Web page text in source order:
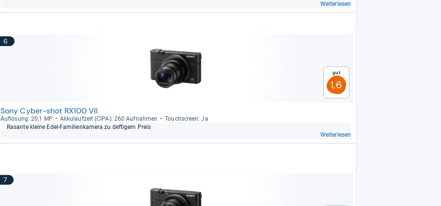
Weiterlesen
6
Gut
1,6
Sony Cyber-shot RX100 VII
Auf­lö­sung: 20,1 MP Akku­lauf­zeit (CIPA): 260 Auf­nah­men
Touch­s­creen: Ja
Rasante kleine Edel-​Fami­li­en­ka­mera zu def­ti­gem Preis
Weiterlesen
7